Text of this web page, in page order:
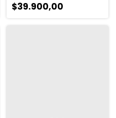
$39.900,00